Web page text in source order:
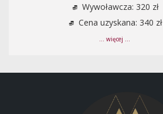
Wywoławcza: 320 zł
Cena uzyskana: 340 zł
... więcej ...